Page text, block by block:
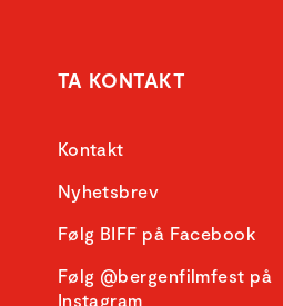
TA KONTAKT
Kontakt
Nyhetsbrev
Følg BIFF på Facebook
Følg @bergenfilmfest på
Instagram